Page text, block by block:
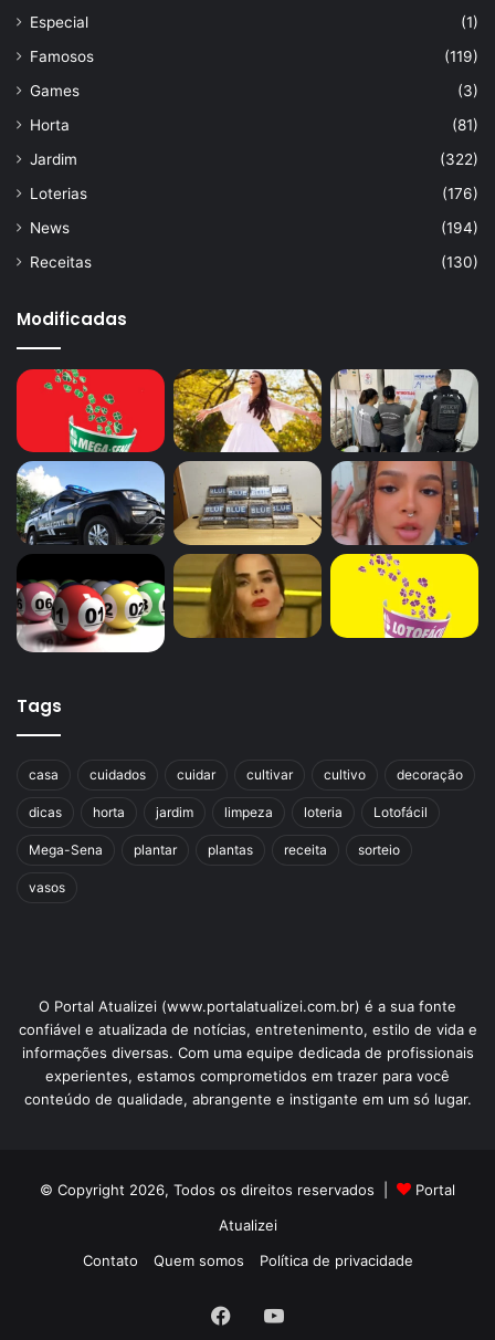
Especial
(1)
Famosos
(119)
Games
(3)
Horta
(81)
Jardim
(322)
Loterias
(176)
News
(194)
Receitas
(130)
Modificadas
Tags
casa cuidados cuidar cultivar cultivo decoração
dicas horta jardim limpeza loteria Lotofácil
Mega-Sena plantar plantas receita sorteio
vasos
O Portal Atualizei (www.portalatualizei.com.br) é a sua fonte
confiável e atualizada de notícias, entretenimento, estilo de vida e
informações diversas. Com uma equipe dedicada de profissionais
experientes, estamos comprometidos em trazer para você
conteúdo de qualidade, abrangente e instigante em um só lugar.
© Copyright 2026, Todos os direitos reservados |
Portal
Atualizei
Contato
Quem somos Política de privacidade
FacebookYouTube